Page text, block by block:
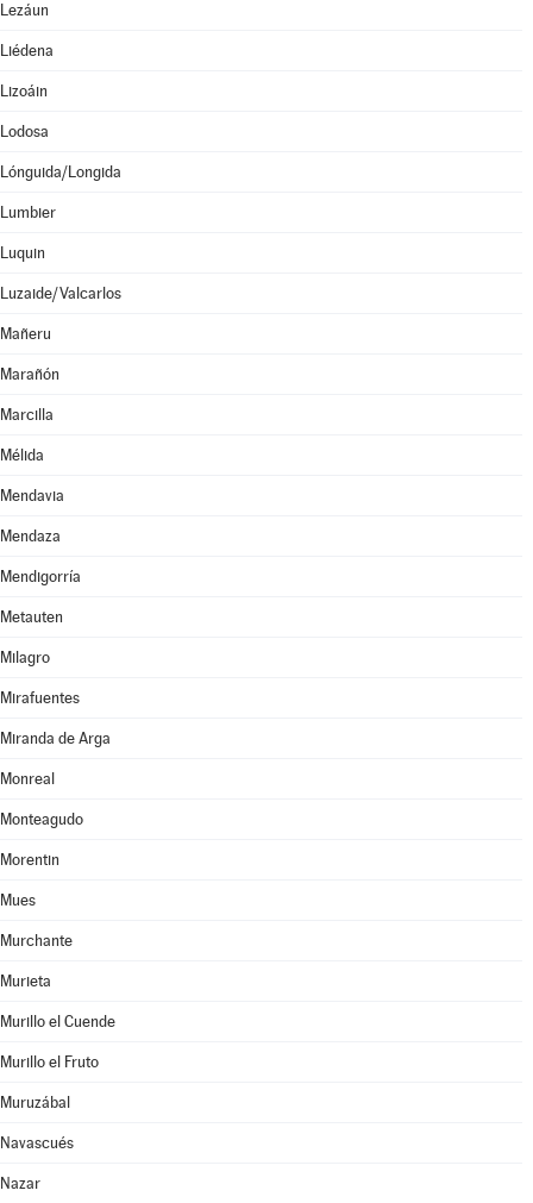
Lezáun
Liédena
Lizoáin
Lodosa
Lónguida/Longida
Lumbier
Luquin
Luzaide/Valcarlos
Mañeru
Marañón
Marcilla
Mélida
Mendavia
Mendaza
Mendigorría
Metauten
Milagro
Mirafuentes
Miranda de Arga
Monreal
Monteagudo
Morentin
Mues
Murchante
Murieta
Murillo el Cuende
Murillo el Fruto
Muruzábal
Navascués
Nazar